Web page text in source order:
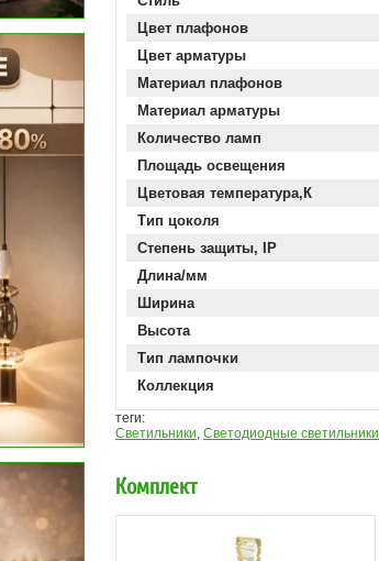
Цвет плафонов
Цвет арматуры
Материал плафонов
Материал арматуры
Количество ламп
Площадь освещения
Цветовая температура,К
Тип цоколя
Степень защиты, IP
Длина/мм
Ширина
Высота
Тип лампочки
Коллекция
теги:
Светильники, Светодиодные светильники
Комплект